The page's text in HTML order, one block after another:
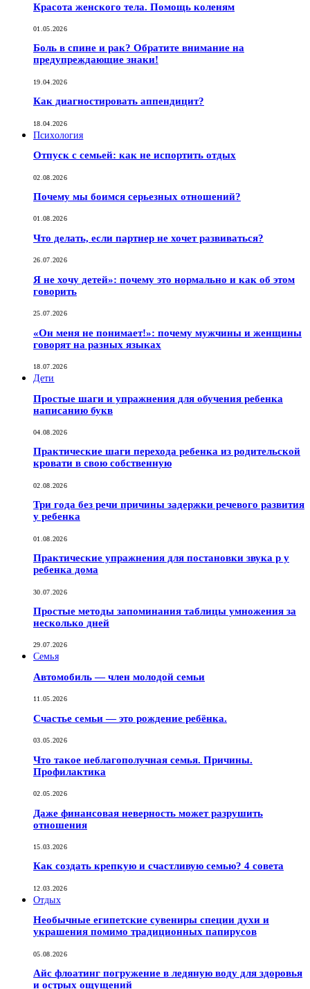
Красота женского тела. Помощь коленям
01.05.2026
Боль в спине и рак? Обратите внимание на
предупреждающие знаки!
19.04.2026
Как диагностировать аппендицит?
18.04.2026
Психология
Отпуск с семьей: как не испортить отдых
02.08.2026
Почему мы боимся серьезных отношений?
01.08.2026
Что делать, если партнер не хочет развиваться?
26.07.2026
Я не хочу детей»: почему это нормально и как об этом
говорить
25.07.2026
«Он меня не понимает!»: почему мужчины и женщины
говорят на разных языках
18.07.2026
Дети
Простые шаги и упражнения для обучения ребенка
написанию букв
04.08.2026
Практические шаги перехода ребенка из родительской
кровати в свою собственную
02.08.2026
Три года без речи причины задержки речевого развития
у ребенка
01.08.2026
Практические упражнения для постановки звука р у
ребенка дома
30.07.2026
Простые методы запоминания таблицы умножения за
несколько дней
29.07.2026
Семья
Автомобиль — член молодой семьи
11.05.2026
Счастье семьи — это рождение ребёнка.
03.05.2026
Что такое неблагополучная семья. Причины.
Профилактика
02.05.2026
Даже финансовая неверность может разрушить
отношения
15.03.2026
Как создать крепкую и счастливую семью? 4 совета
12.03.2026
Отдых
Необычные египетские сувениры специи духи и
украшения помимо традиционных папирусов
05.08.2026
Айс флоатинг погружение в ледяную воду для здоровья
и острых ощущений